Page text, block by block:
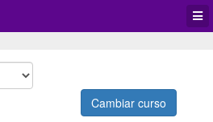
Cambiar curso